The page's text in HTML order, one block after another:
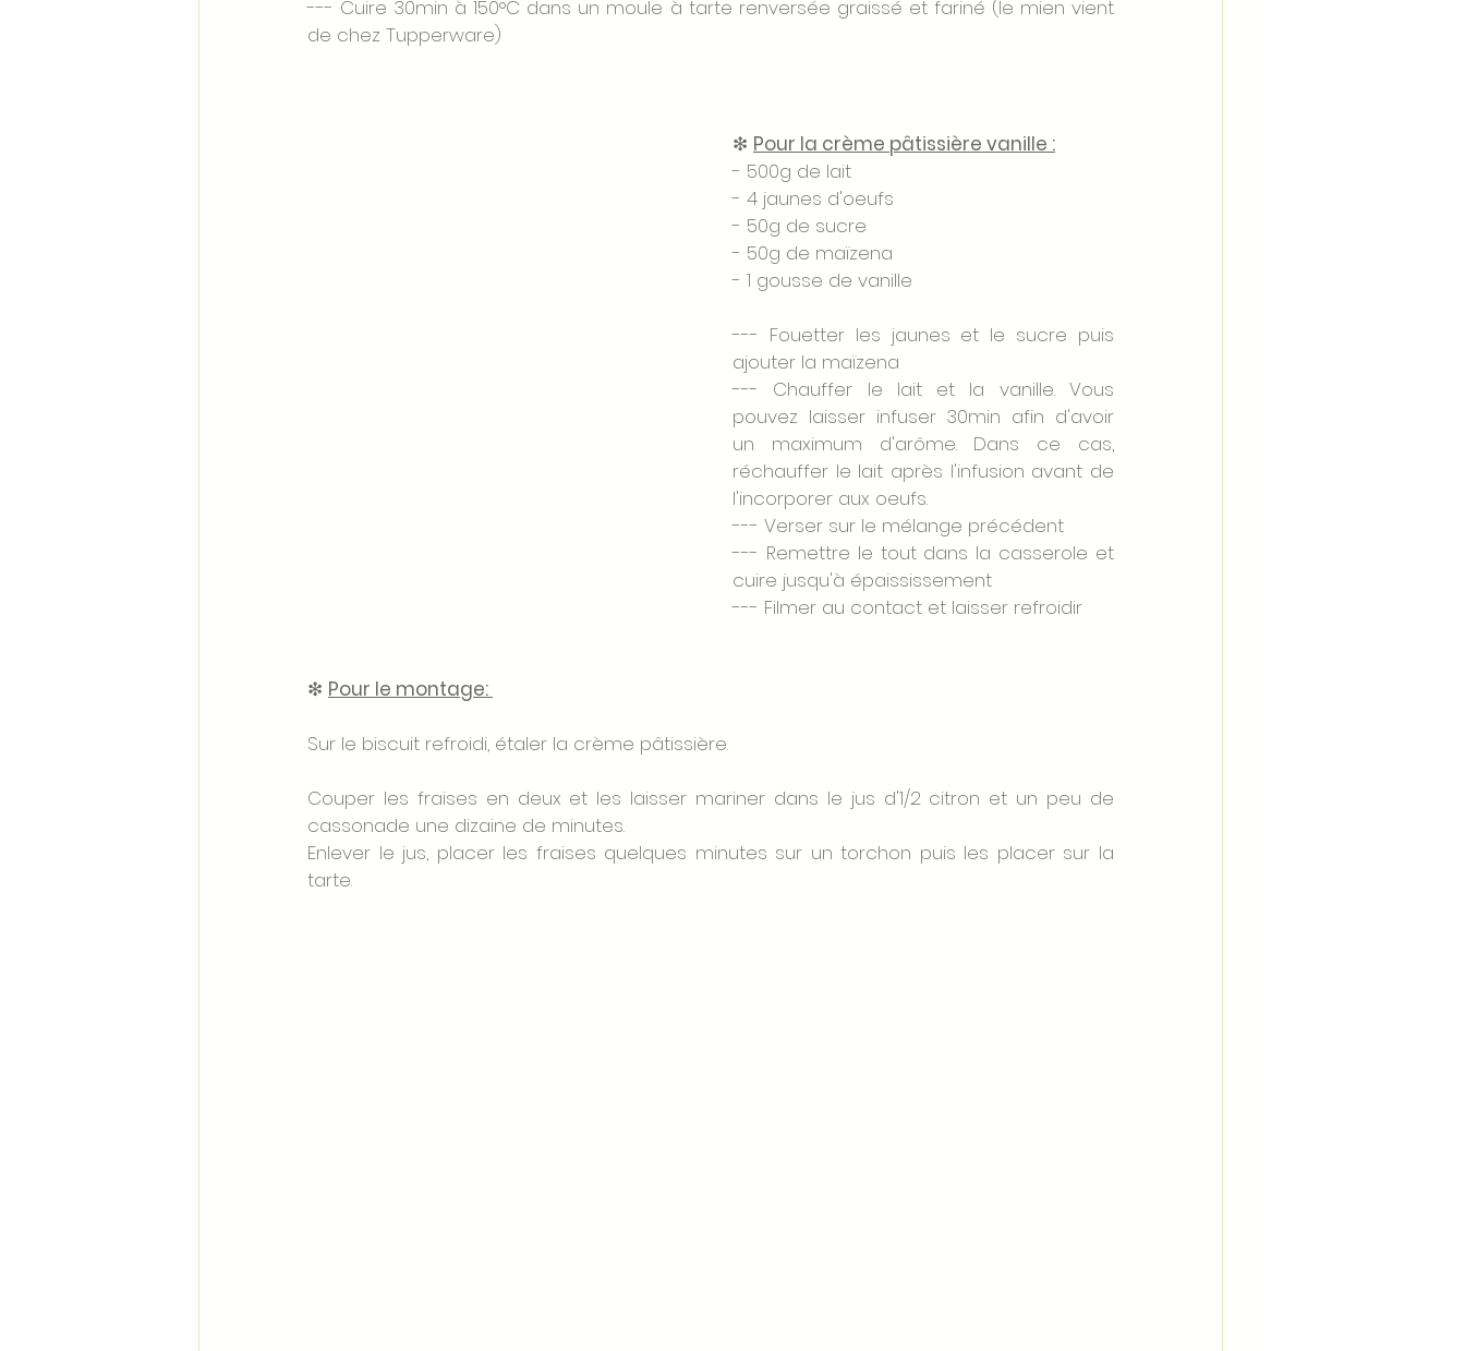
--- Cuire 30min à 150°C dans un moule à tarte renversée graissé et fariné (le mien vient
de chez Tupperware)
❇ Pour la crème pâtissière vanille :
- 500g de lait
- 4 jaunes d'oeufs
- 50g de sucre
- 50g de maïzena
- 1 gousse de vanille
--- Fouetter les jaunes et le sucre puis
ajouter la maïzena
--- Chauffer le lait et la vanille. Vous
pouvez laisser infuser 30min afin d'avoir
un maximum d'arôme. Dans ce cas,
réchauffer le lait après l'infusion avant de
l'incorporer aux oeufs.
--- Verser sur le mélange précédent
--- Remettre le tout dans la casserole et
cuire jusqu'à épaississement
--- Filmer au contact et laisser refroidir
❇ Pour le montage:
Sur le biscuit refroidi, étaler la crème pâtissière.
Couper les fraises en deux et les laisser mariner dans le jus d'1/2 citron et un peu de
cassonade une dizaine de minutes.
Enlever le jus, placer les fraises quelques minutes sur un torchon puis les placer sur la
tarte.